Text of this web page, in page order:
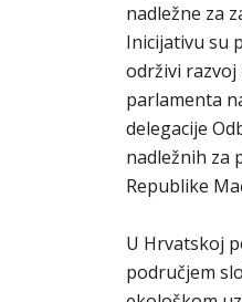
nadležne za
Inicijativu su
održivi razvoj
parlamenta
delegacije
nadležnih za
Republike
U Hrvatskoj
područjem